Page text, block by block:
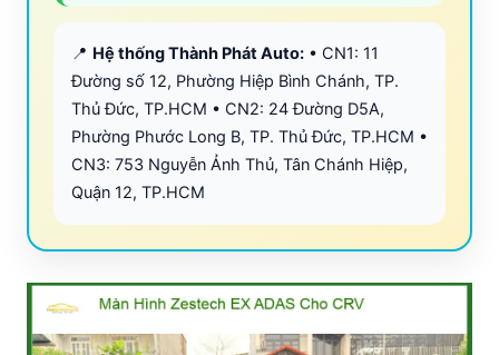
📍 Hệ thống Thành Phát Auto: • CN1: 11
Đường số 12, Phường Hiệp Bình Chánh, TP.
Thủ Đức, TP.HCM • CN2: 24 Đường D5A,
Phường Phước Long B, TP. Thủ Đức, TP.HCM •
CN3: 753 Nguyễn Ảnh Thủ, Tân Chánh Hiệp,
Quận 12, TP.HCM